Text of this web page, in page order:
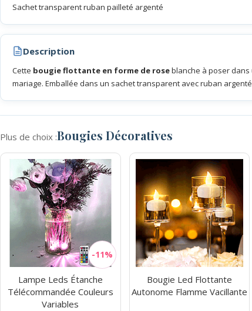
Sachet transparent ruban pailleté argenté
Description
Cette bougie flottante en forme de roseblanche à poser
mariage. Emballée dans un sachet transparent avec ruban
Plus de choix :Bougies Décoratives
Lampe Leds Étanche
Télécommandée Couleurs
Variables
Bougie Led Flottante
Autonome Flamme Vacillante